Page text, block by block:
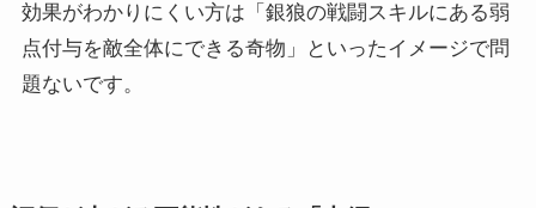
効果がわかりにくい方は「銀狼の戦闘スキルにある弱
点付与を敵全体にできる奇物」といったイメージで問
題ないです。